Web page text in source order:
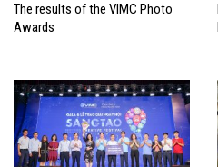
The results of the VIMC Photo
Awards